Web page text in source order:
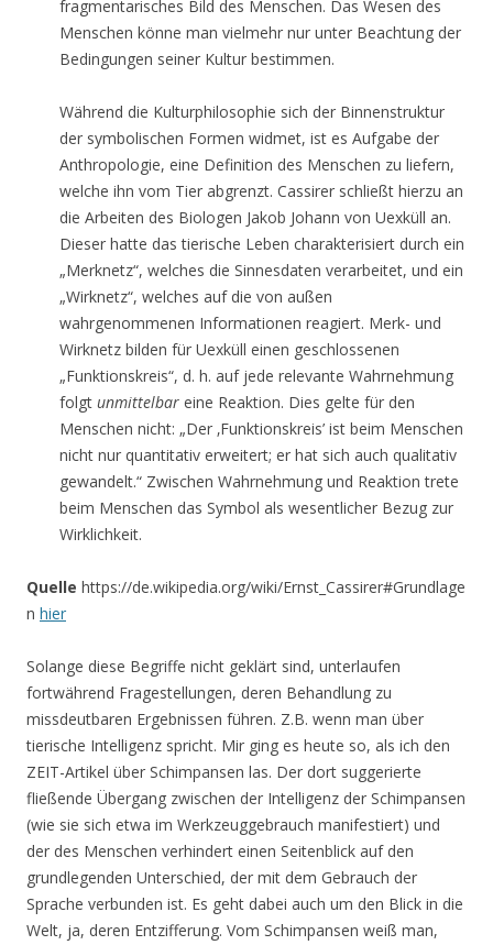
fragmentarisches Bild des Menschen. Das Wesen des
Menschen könne man vielmehr nur unter Beachtung der
Bedingungen seiner Kultur bestimmen.
Während die Kulturphilosophie sich der Binnenstruktur
der symbolischen Formen widmet, ist es Aufgabe der
Anthropologie, eine Definition des Menschen zu liefern,
welche ihn vom Tier abgrenzt. Cassirer schließt hierzu an
die Arbeiten des Biologen Jakob Johann von Uexküll an.
Dieser hatte das tierische Leben charakterisiert durch ein
„Merknetz“, welches die Sinnesdaten verarbeitet, und ein
„Wirknetz“, welches auf die von außen
wahrgenommenen Informationen reagiert. Merk- und
Wirknetz bilden für Uexküll einen geschlossenen
„Funktionskreis“, d. h. auf jede relevante Wahrnehmung
folgt unmittelbar eine Reaktion. Dies gelte für den
Menschen nicht: „Der ‚Funktionskreis’ ist beim Menschen
nicht nur quantitativ erweitert; er hat sich auch qualitativ
gewandelt.“ Zwischen Wahrnehmung und Reaktion trete
beim Menschen das Symbol als wesentlicher Bezug zur
Wirklichkeit.
Quelle https://de.wikipedia.org/wiki/Ernst_Cassirer#Grundlage
n hier
Solange diese Begriffe nicht geklärt sind, unterlaufen
fortwährend Fragestellungen, deren Behandlung zu
missdeutbaren Ergebnissen führen. Z.B. wenn man über
tierische Intelligenz spricht. Mir ging es heute so, als ich den
ZEIT-Artikel über Schimpansen las. Der dort suggerierte
fließende Übergang zwischen der Intelligenz der Schimpansen
(wie sie sich etwa im Werkzeuggebrauch manifestiert) und
der des Menschen verhindert einen Seitenblick auf den
grundlegenden Unterschied, der mit dem Gebrauch der
Sprache verbunden ist. Es geht dabei auch um den Blick in die
Welt, ja, deren Entzifferung. Vom Schimpansen weiß man,